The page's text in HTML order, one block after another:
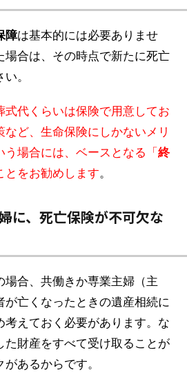
障は基本的には必要ありませ
場合は、その時点で新たに死亡
。
式代くらいは保険で用意してお
など、生命保険にしかないメリ
う場合には、ベースとなる「終
とをお勧めします。
に、死亡保険が不可欠な
場合、共働きか専業主婦（主
が亡くなったときの遺産相続に
考えておく必要があります。な
た財産をすべて受け取ることが
あるからです。